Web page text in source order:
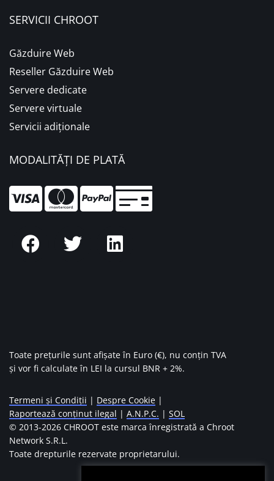
SERVICII CHROOT
Găzduire Web
Reseller Găzduire Web
Servere dedicate
Servere virtuale
Servicii adiționale
MODALITĂȚI DE PLATĂ
Toate prețurile sunt afișate în Euro (€), nu conțin TVA
și vor fi calculate în LEI la cursul BNR + 2%.
Termeni și Condiții | Despre Cookie |
Raportează conținut ilegal | A.N.P.C. | SOL
© 2013-2026 CHROOT este marca înregistrată a Chroot
Network S.R.L.
Toate drepturile rezervate proprietarului.